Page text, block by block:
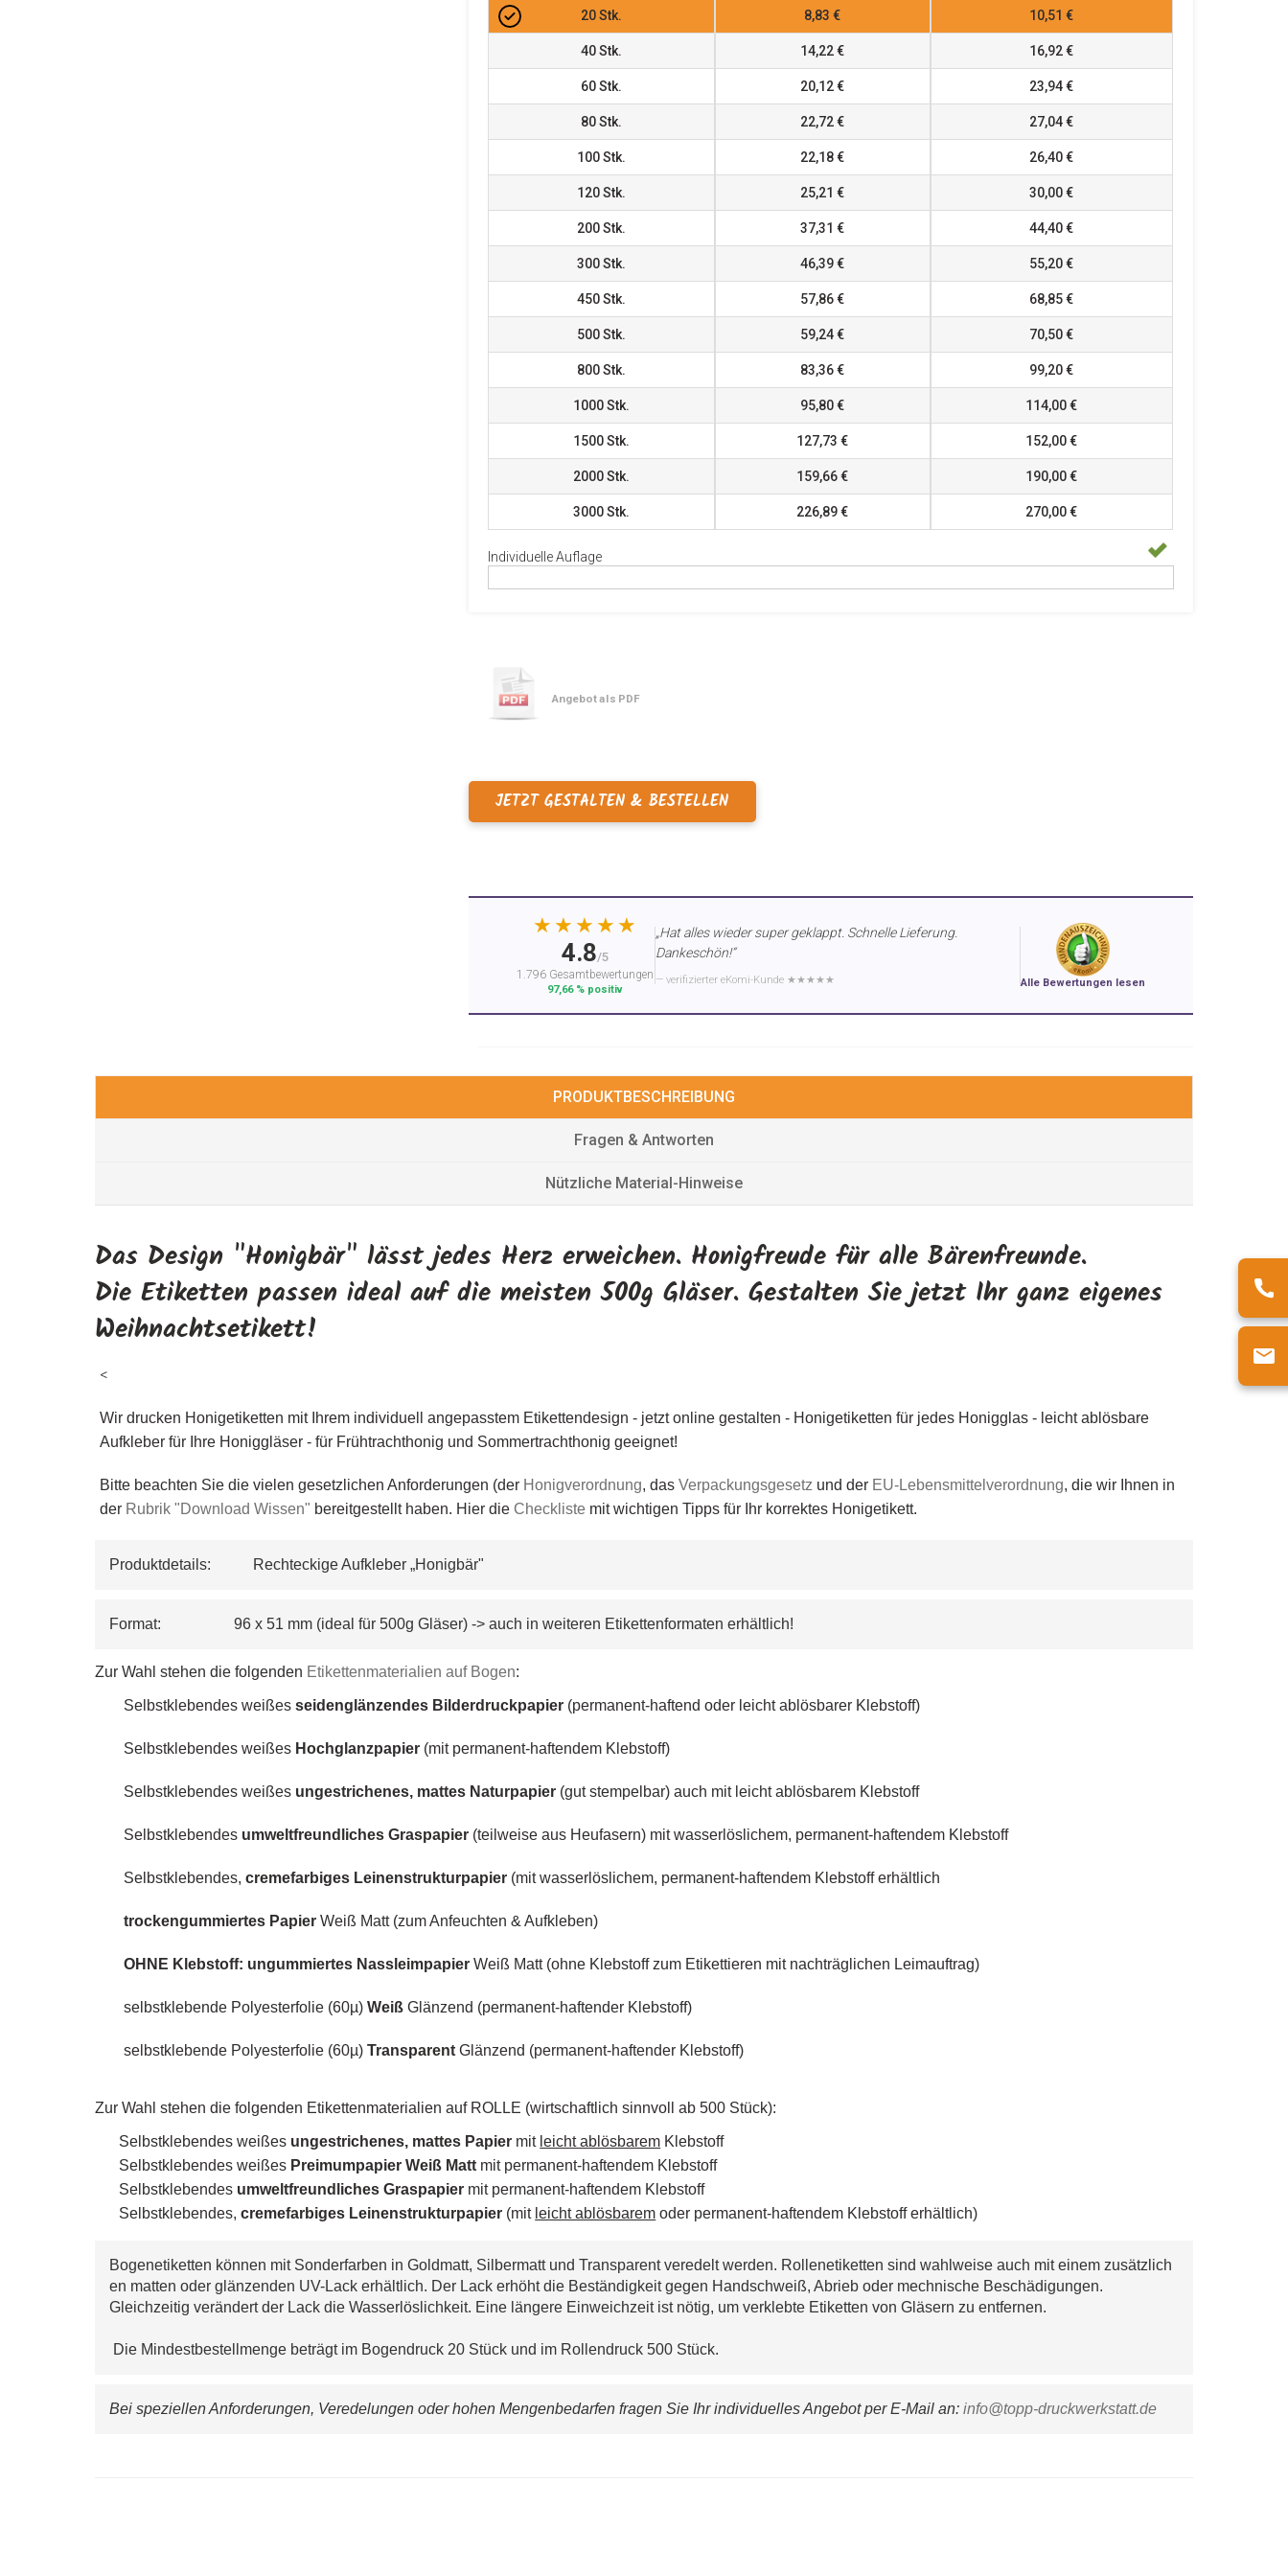
20Stk. 8,83 € 10,51 €
40Stk. 14,22 € 16,92 €
60Stk. 20,12 € 23,94 €
80Stk. 22,72 € 27,04 €
100Stk. 22,18 € 26,40 €
120Stk. 25,21 € 30,00 €
200Stk. 37,31 € 44,40 €
300Stk. 46,39 € 55,20 €
450Stk. 57,86 € 68,85 €
500Stk. 59,24 € 70,50 €
800Stk. 83,36 € 99,20 €
1000Stk. 95,80 € 114,00 €
1500Stk. 127,73 € 152,00 €
2000Stk. 159,66 € 190,00 €
3000Stk. 226,89 € 270,00 €
Individuelle Auflage
Angebot als PDF
JETZT GESTALTEN & BESTELLEN
★★★★★
4.8/5
1.796 Gesamtbewertungen
97,66 % positiv
„Hat alles wieder super geklappt. Schnelle Lieferung.
Dankeschön!“
— verifizierter eKomi-Kunde ★★★★★ Alle Bewertungen lesen
PRODUKTBESCHREIBUNG
Fragen & Antworten
Nützliche Material-Hinweise
Das Design "Honigbär" lässt jedes Herz erweichen. Honigfreude für alle Bärenfreunde.
DieEtiketten passen ideal auf die meisten 500g Gläser. Gestalten Sie jetzt Ihr ganz eigenes
Weihnachtsetikett!
<
Wir drucken Honigetiketten mit Ihrem individuell angepasstem Etikettendesign - jetzt online gestalten - Honigetiketten für jedes Honigglas - leicht ablösbare
Aufkleber für Ihre Honiggläser - für Frühtrachthonig und Sommertrachthonig geeignet!
Bitte beachten Sie die vielen gesetzlichen Anforderungen (der Honigverordnung, dasVerpackungsgesetz und der EU-Lebensmittelverordnung, die wir Ihnen in
der Rubrik "Download Wissen" bereitgestellt haben. Hier die Checkliste mit wichtigen Tipps für Ihr korrektes Honigetikett.
Produktdetails:           Rechteckige Aufkleber „Honigbär"
Format:                   96 x 51 mm (ideal für 500g Gläser) -> auch in weiteren Etikettenformaten erhältlich!
Zur Wahl stehen die folgenden Etikettenmaterialien auf Bogen:
Selbstklebendes weißesseidenglänzendes Bilderdruckpapier (permanent-haftend oder leicht ablösbarer Klebstoff)
Selbstklebendes weißes Hochglanzpapier (mit permanent-haftendem Klebstoff)
Selbstklebendes weißes ungestrichenes, mattes Naturpapier (gut stempelbar) auch mit leicht ablösbarem Klebstoff
Selbstklebendes umweltfreundliches Graspapier (teilweise aus Heufasern) mit wasserlöslichem, permanent-haftendem Klebstoff
Selbstklebendes,cremefarbiges Leinenstrukturpapier (mit wasserlöslichem, permanent-haftendem Klebstoff erhältlich
trockengummiertes Papier Weiß Matt (zum Anfeuchten & Aufkleben)
OHNE Klebstoff: ungummiertes Nassleimpapier Weiß Matt (ohne Klebstoff zum Etikettieren mit nachträglichen Leimauftrag)
selbstklebende Polyesterfolie (60µ)Weiß Glänzend (permanent-haftender Klebstoff)
selbstklebende Polyesterfolie (60µ)Transparent Glänzend (permanent-haftender Klebstoff)
Zur Wahl stehen die folgenden Etikettenmaterialien auf ROLLE (wirtschaftlich sinnvoll ab 500 Stück):
Selbstklebendes weißes ungestrichenes, mattes Papier mit leicht ablösbarem Klebstoff
Selbstklebendes weißes Preimumpapier Weiß Matt mit permanent-haftendem Klebstoff
Selbstklebendes umweltfreundliches Graspapier mit permanent-haftendem Klebstoff
Selbstklebendes,cremefarbiges Leinenstrukturpapier (mit leicht ablösbarem oder permanent-haftendem Klebstoff erhältlich)
Bogenetiketten können mit Sonderfarben in Goldmatt, Silbermatt und Transparent veredelt werden. Rollenetiketten sind wahlweise auch mit einem zusätzlich
en matten oder glänzenden UV-Lack erhältlich. Der Lack erhöht die Beständigkeit gegen Handschweiß, Abrieb oder mechnische Beschädigungen.
Gleichzeitig verändert der Lack die Wasserlöslichkeit. Eine längere Einweichzeit ist nötig, um verklebte Etiketten von Gläsern zu entfernen.
Die Mindestbestellmenge beträgt im Bogendruck 20 Stück und im Rollendruck 500 Stück.
Bei speziellen Anforderungen, Veredelungen oder hohen Mengenbedarfen fragen Sie Ihr individuelles Angebot per E-Mail an: info@topp-druckwerkstatt.de